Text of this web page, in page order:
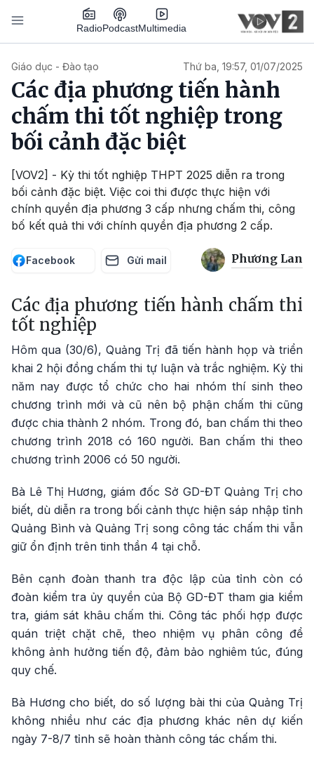
Nhảy đến nội dung
RadioPodcastMultimedia
Giáo dục - Đào tạo Thứ ba, 19:57, 01/07/2025
Các địa phương tiến hành
chấm thi tốt nghiệp trong
bối cảnh đặc biệt
[VOV2] - Kỳ thi tốt nghiệp THPT 2025 diễn ra trong
bối cảnh đặc biệt. Việc coi thi được thực hiện với
chính quyền địa phương 3 cấp nhưng chấm thi, công
bố kết quả thi với chính quyền địa phương 2 cấp.
Facebook Gửi mail Phương Lan
Các địa phương tiến hành chấm thi
tốt nghiệp
Hôm qua (30/6), Quảng Trị đã tiến hành họp và triển
khai 2 hội đồng chấm thi tự luận và trắc nghiệm. Kỳ thi
năm nay được tổ chức cho hai nhóm thí sinh theo
chương trình mới và cũ nên bộ phận chấm thi cũng
được chia thành 2 nhóm. Trong đó, ban chấm thi theo
chương trình 2018 có 160 người. Ban chấm thi theo
chương trình 2006 có 50 người.
Bà Lê Thị Hương, giám đốc Sở GD-ĐT Quảng Trị cho
biết, dù diễn ra trong bối cảnh thực hiện sáp nhập tỉnh
Quảng Bình và Quảng Trị song công tác chấm thi vẫn
giữ ổn định trên tinh thần 4 tại chỗ.
Bên cạnh đoàn thanh tra độc lập của tỉnh còn có
đoàn kiểm tra ủy quyền của Bộ GD-ĐT tham gia kiểm
tra, giám sát khâu chấm thi. Công tác phối hợp được
quán triệt chặt chẽ, theo nhiệm vụ phân công để
không ảnh hưởng tiến độ, đảm bảo nghiêm túc, đúng
quy chế.
Bà Hương cho biết, do số lượng bài thi của Quảng Trị
không nhiều như các địa phương khác nên dự kiến
ngày 7-8/7 tỉnh sẽ hoàn thành công tác chấm thi.